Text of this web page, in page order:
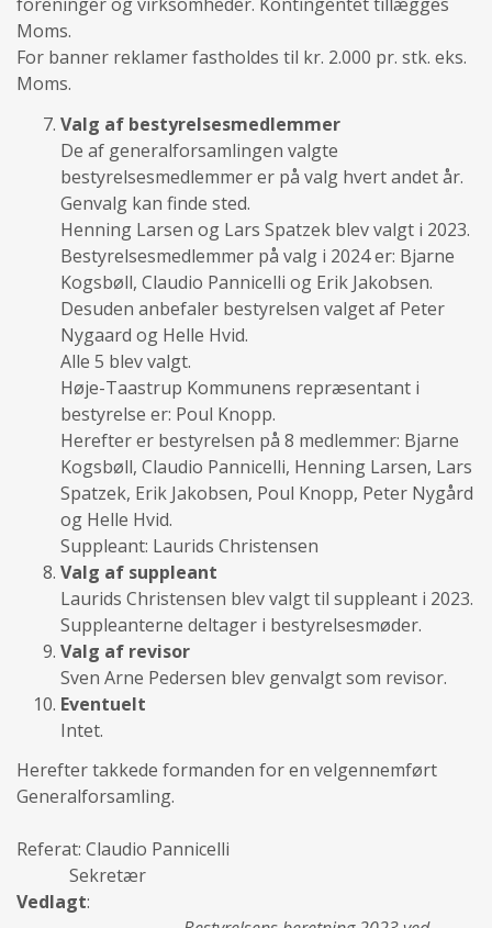
Moms.
For banner reklamer fastholdes til kr. 2.000 pr. stk. eks.
Moms.
Valg af bestyrelsesmedlemmer
De af generalforsamlingen valgte
bestyrelsesmedlemmer er på valg hvert andet år.
Genvalg kan finde sted.
Henning Larsen og Lars Spatzek blev valgt i 2023.
Bestyrelsesmedlemmer på valg i 2024 er: Bjarne
Kogsbøll, Claudio Pannicelli og Erik Jakobsen.
Desuden anbefaler bestyrelsen valget af Peter
Nygaard og Helle Hvid.
Alle 5 blev valgt.
Høje-Taastrup Kommunens repræsentant i
bestyrelse er: Poul Knopp.
Herefter er bestyrelsen på 8 medlemmer: Bjarne
Kogsbøll, Claudio Pannicelli, Henning Larsen, Lars
Spatzek, Erik Jakobsen, Poul Knopp, Peter Nygård
og Helle Hvid.
Suppleant: Laurids Christensen
Valg af suppleant
Laurids Christensen blev valgt til suppleant i 2023.
Suppleanterne deltager i bestyrelsesmøder.
Valg af revisor
Sven Arne Pedersen blev genvalgt som revisor.
Eventuelt
Intet.
Herefter takkede formanden for en velgennemført
Generalforsamling.
Referat: Claudio Pannicelli
Sekretær
Vedlagt: